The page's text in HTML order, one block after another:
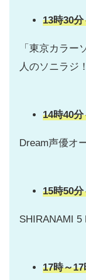
13時30
「東京カラ
人のソニラジ
14時40
Dream声優オ
15時50
SHIRANAMI 5
17時～